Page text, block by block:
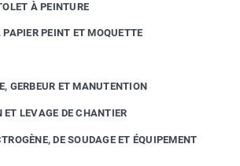
À PEINTURE
PAPIER PEINT ET MOQUETTE
GERBEUR ET MANUTENTION
LEVAGE DE CHANTIER
DE SOUDAGE ET ÉQUIPEMENT